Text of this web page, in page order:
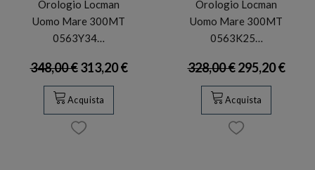
Orologio Locman
Uomo Mare 300MT
0563Y34…
348,00 €313,20 €
Acquista
Orologio Locman
Uomo Mare 300MT
0563K25…
328,00 €295,20 €
Acquista